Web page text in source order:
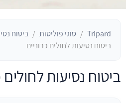
Tripard סוגי פוליסות
ביטוח
ביטוח נסיעות לחולים כרוניים
ביטוח נסיעות לחולים